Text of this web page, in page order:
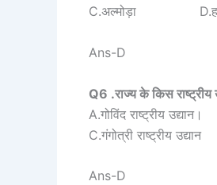
C.अल्मोड़ा
Ans-D
Q6 .राज्य के किस राष्ट्रीय
A.गोविंद राष्ट्रीय
C.गंगोत्री राष्ट्रीय
Ans-D